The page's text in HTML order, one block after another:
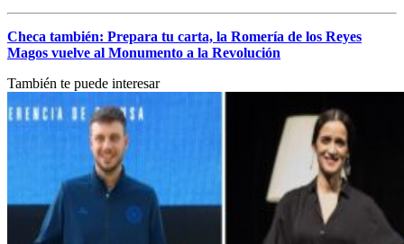
Checa también: Prepara tu carta, la Romería de los Reyes
Magos vuelve al Monumento a la Revolución
También te puede interesar